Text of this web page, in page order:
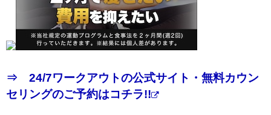
⇒ 24/7ワークアウトの公式サイト・無料カウン
セリングのご予約はコチラ!!